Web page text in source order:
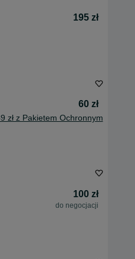
195 zł
60 zł
zł z Pakietem Ochronnym
100 zł
do negocjacji